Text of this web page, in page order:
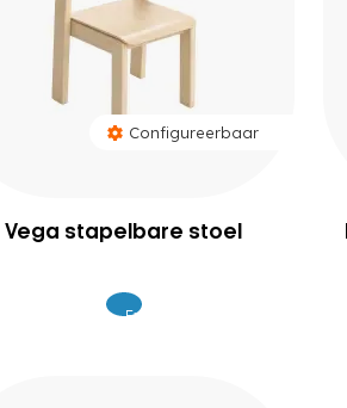
Configureerbaar
Vega stapelbare stoel
99
Excl.